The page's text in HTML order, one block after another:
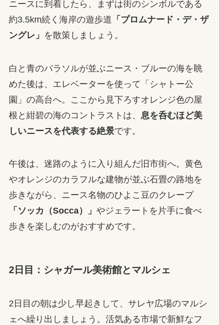
ニースに到着したら、まずは街のシンボルである
約3.5km続く海岸の遊歩道 「プロムナード・デ・ザ
ングレ」 を散策しましょう。
白と青のパラソルが並ぶニース・ブルーの海を眺
めた後は、エレベーターを使って「シャトー公
園」の高台へ。ここから見下ろすオレンジ色の屋
根と紺碧の海のコントラストは、 息を呑むほど美
しいニースを代表する絶景です。
午後は、迷路のように入り組んだ旧市街へ。黄色
やオレンジのカラフルな建物が並ぶ石畳の路地を
歩きながら、ニース名物のひよこ豆のクレープ
「ソッカ（Socca）」 やジェラートを片手に食べ
歩きを楽しむのがおすすめです。
2日目：シャガール美術館とマルシェ
2日目の朝は少し早起きして、サレヤ広場のマルシ
ェへ繰り出しましょう。活気ある市場で新鮮なフ